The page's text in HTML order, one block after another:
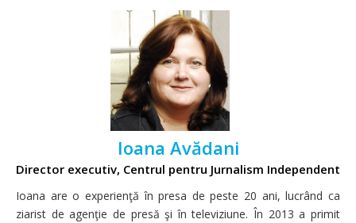
Ioana Avădani
Director executiv, Centrul pentru Jurnalism Independent
Ioana are o experienţă în presa de peste 20 ani, lucrând ca
ziarist de agenţie de presă şi în televiziune. În 2013 a primit